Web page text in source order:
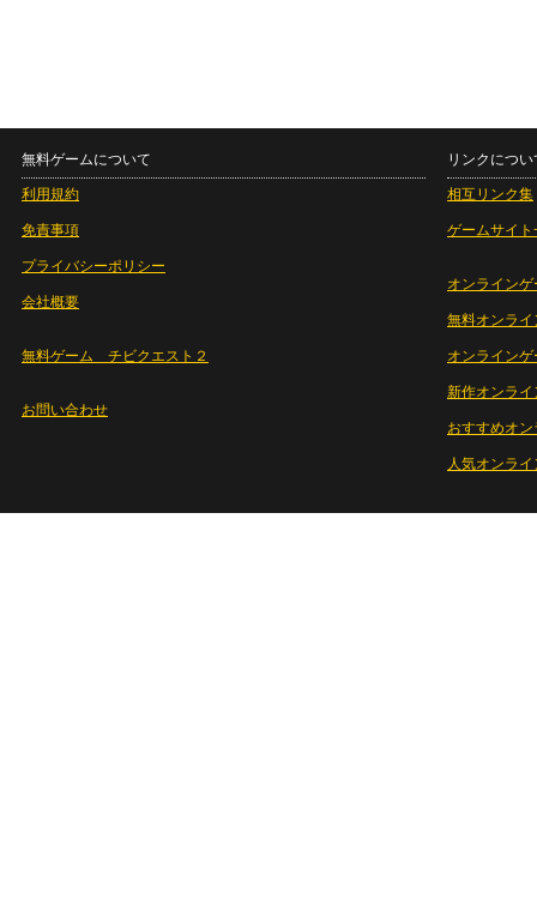
無料ゲームについて
利用規約
免責事項
プライバシーポリシー
会社概要
無料ゲーム チビクエスト２
お問い合わせ
リンクについ
相互リンク集
ゲームサイト
オンラインゲ
無料オンライ
オンライン
新作オンライ
おすすめオ
人気オンラ